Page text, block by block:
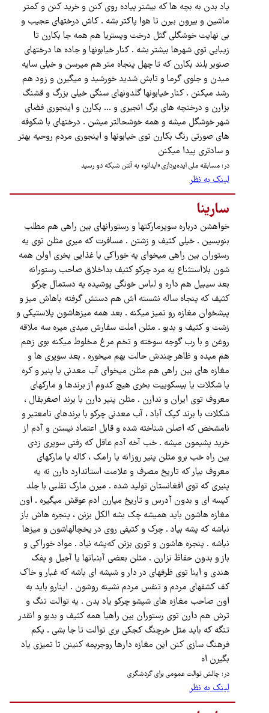
یاد بدن به بچه ها که بیشتر پیاده روی کنن و خرید کنن و کمتر
ماشین و بیرون ببرن تا هوا پاکتر بشه . کاش درختهای عجیب و
بی نهایت خوشگلی گثل درخت ویستریا هم همه جا بکارن تا
زیبایی توی شهرها بیشتر بشه . کنار خیابونها و جاده ها درختهای
صنوبر بلند بکارن که تا چهل پنجاه متر هم میرسن و خیلی سایه
میدن و جلوی گرما و تابش شدید خورشید و میگیرن و زود هم
رشد میکنن . کنار خیابونها گلدونهای سنگی خیلی بزرگ و قشنگ
بزارن و درختچه های برگ انجیری و ... بکارن و اینجوری فضای
شهر خوشگل میشه و همه خوشحالتر میشن . درختهای با شکوفه
های صورتی رنگ بکارن توی خیابونها و اینجوری مردم روحیه بهتر
و سادتری پیدا میکنن
در: مسابقه ملی ایده‌پردازی «ایدانو» به آنتن شبکه دو رسید
لینک به نظر
سارینا
خواهشن درباره سوپرمارکتها و رستورانهای بین راهی هم مطلب
بنویسین . خیلی کثیف و زشتن . مسافرت که‌ میری مثلن توی یه
رستوران بین راهی میخوای یه خوراکی یا غذایی بخری اولن همه
شون بلااستثناع یه مرد چرکو کثیف بداخلاق صاحب رستورانه
بعد سیبیل هم داره و لباس خونگی پوشیده یه دستمال چرکو
کثیف که پنجاه ساله نشسته اش هم دستش گرفته باهاش میز و
پیشخوان مغازه رو‌ تمیز میکنه . بعد همه میزهاشون پلاستیکی و
زشت و کثیف و بدبو . مثلن املت سفارش میدی میره سه ملاقه
روغن و با رب گوجه سوخته و تخم مرغ مخلوط میکنه بوی زهم
هم میده و ظاهر چندش حالت بهم میخوره . بعد سوپری ها و
مغازه های بین راهی هم مثلن میخوای آب معدنی یا پنیر و کره
یا شکلات یا بیسکوییت بخری هیچ کدوم از برندها و مارکهای
معروف توی ایران و ندارن . مثلن پنیر دارن با برند اصغربقال ،
شکلات با برند کپک آباد ، آب معدنی چرکو با برندهای نامعتبر و
نامشخص که اصلن شناخته شده و قابل اعتماد نیستن و آدم از
خرید پشیمون میشه . خب آخه آدم عاقل که رفتی سوپری زدی
بین راه خب برو مثلن پنیر روزانه یا رامک ، کاله یا مارکهای
معروف بیار که تاریخ مصرف و علامت استاندارد دارن نه یه
پنیری که توی افغانستان تولید شده . میرن مارک تقلبی با جلد
کیسه ای و بدون آدرس و تاریخ میارن ادم عوقش میگیره . اون
مغازه هاشون باید همیشه چک بشه الکل بزنن ، پنجره هاش باز
نباشه که پشه بیاد . چرک و کثیفی روی در یخچالهاشون و میزها
نباشه . پنجره هاشون و توری بزنن که‌پشه نیاد . مواد خوراکی و
باز و بدون حفاظ نزارن . مثلن بعضی آبنباتها یا آجیل و پفک
هندی و اینا توی ظرفهای در دار و شیشه ای باشه که غبار و خاک
کف کشفهای مردم و تنفس مردم نشینه روشون . اینارو باید به
اون صاحب مغازه های شپشو چرکو یاد بدن . یه توالت تنگ و
ترش هم دارن توی رستوران بین راهیا همه کثیف و بدبو و انقدر
تنگه که باید مثل خرچنگ کجکی بری توالت تا جا بشی . یکم
فرهنگ سازی کنن این مغازه دارها رو‌جریمه کنینن تا تمیزی یاد
بگیرن اه
در: چالش توالت ‌عمومی برای گردشگری
لینک به نظر